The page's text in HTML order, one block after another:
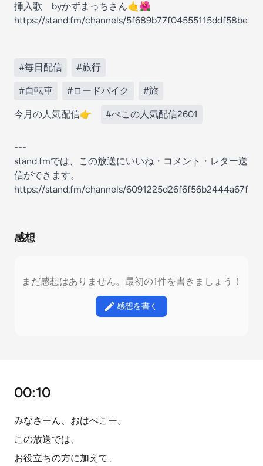
挿入歌 byかずまっちさん🤙🌺
https://stand.fm/channels/5f689b77f04555115ddf58be
#毎日配信 #旅行
#自転車 #ロードバイク #旅
今月の人気配信👉 #ぺこの人気配信2601
---
stand.fmでは、この放送にいいね・コメント・レター送
信ができます。
https://stand.fm/channels/6091225d26f6f56b2444a67f
感想
まだ感想はありません。最初の1件を書きましょう！
感想を書く
00:10
みなさーん、おはぺこー。
この放送では、
お役立ちの方に加えて、